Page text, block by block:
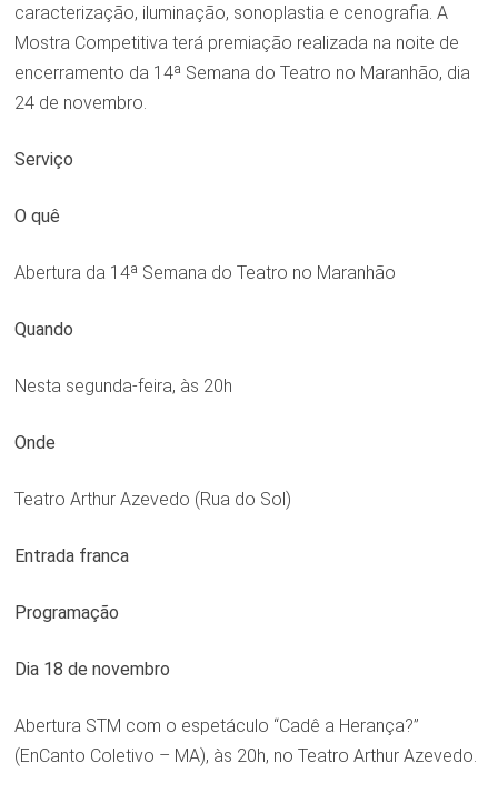
caracterização, iluminação, sonoplastia e cenografia. A
Mostra Competitiva terá premiação realizada na noite de
encerramento da 14ª Semana do Teatro no Maranhão, dia
24 de novembro.
Serviço
O quê
Abertura da 14ª Semana do Teatro no Maranhão
Quando
Nesta segunda-feira, às 20h
Onde
Teatro Arthur Azevedo (Rua do Sol)
Entrada franca
Programação
Dia 18 de novembro
Abertura STM com o espetáculo “Cadê a Herança?”
(EnCanto Coletivo – MA), às 20h, no Teatro Arthur Azevedo.